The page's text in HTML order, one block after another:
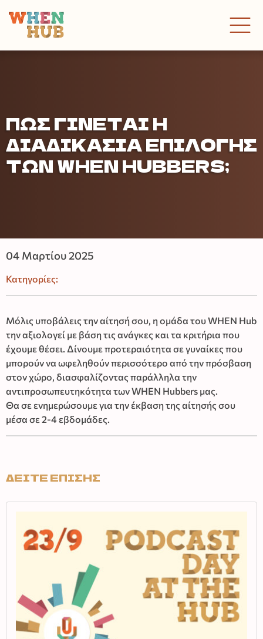
ΠΏΣ ΓΊΝΕΤΑΙ Η
ΔΙΑΔΙΚΑΣΊΑ ΕΠΙΛΟΓΉΣ
ΤΩΝ WHEN HUBBERS;
04 Μαρτίου 2025
Κατηγορίες:
Μόλις υποβάλεις την αίτησή σου, η ομάδα του WHEN Hub
την αξιολογεί με βάση τις ανάγκες και τα κριτήρια που
έχουμε θέσει. Δίνουμε προτεραιότητα σε γυναίκες που
μπορούν να ωφεληθούν περισσότερο από την πρόσβαση
στον χώρο, διασφαλίζοντας παράλληλα την
αντιπροσωπευτηκότητα των WHEN Hubbers μας.
Θα σε ενημερώσουμε για την έκβαση της αίτησής σου
μέσα σε 2-4 εβδομάδες.
ΔΕΙΤΕ ΕΠΙΣΗΣ